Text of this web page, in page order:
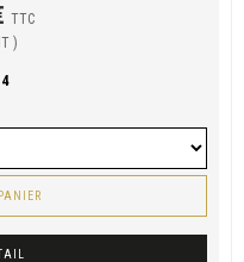
TTC
)
4